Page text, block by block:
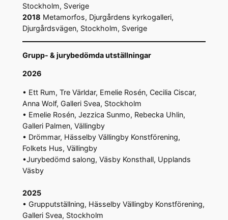
Stockholm, Sverige
2018 Metamorfos, Djurgårdens kyrkogalleri,
Djurgårdsvägen, Stockholm, Sverige
Grupp- & jurybedömda utställningar
2026
• Ett Rum, Tre Världar, Emelie Rosén, Cecilia Ciscar,
Anna Wolf, Galleri Svea, Stockholm
• Emelie Rosén, Jezzica Sunmo, Rebecka Uhlin,
Galleri Palmen, Vällingby
• Drömmar, Hässelby Vällingby Konstförening,
Folkets Hus, Vällingby
•Jurybedömd salong, Väsby Konsthall, Upplands
Väsby
2025
• Grupputställning, Hässelby Vällingby Konstförening,
Galleri Svea, Stockholm